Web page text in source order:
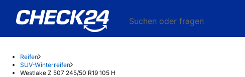
Suchen oder fragen
Reifen
SUV-Winterreifen
Westlake Z 507 245/50 R19 105 H